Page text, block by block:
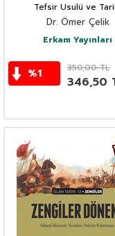
Tefsir Usulü ve
Dr. Ömer Çelik
Erkam Yayınları
%1 350,00TL
346,50